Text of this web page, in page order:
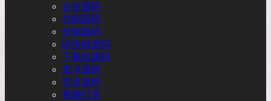
企业源码
代刷源码
分销源码
区块链源码
下载站源码
发卡源码
安卓源码
视频打赏